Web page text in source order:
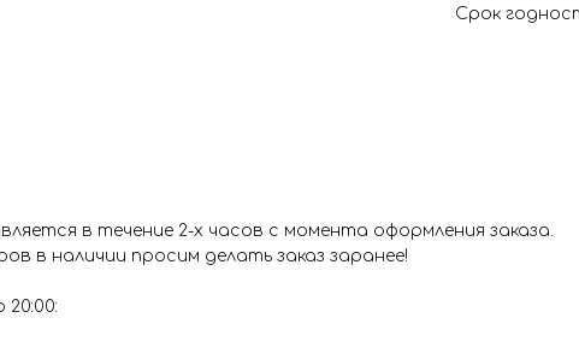
Срок
в течение 2-х часов с момента оформления заказа.
в наличии просим делать заказ заранее!